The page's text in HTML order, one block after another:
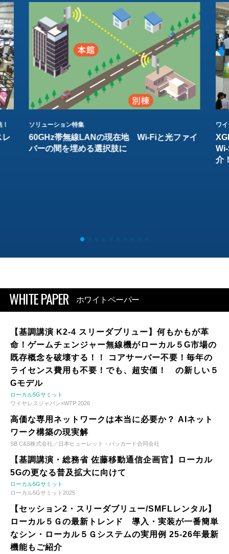
レ
ソリューション特集
60GHz帯無線LANの現在地 Wi-Fiと光ファイ
バーの間を埋める選択肢に
ワ
介
WHITE PAPER ホワイトペーパー
【基調講演 K2-4 スリーダブリュー】何もかもが革
命！ゲームチェンジャー無線機がローカル５G市場の
既存概念を破壊する！！ コアサーバー不要！毎年の
ライセンス費用も不要！でも、超安価！ の新しい５
Gモデル
ローカル5Gサミット
ワイヤレスジャパン×WTP 2026
高価な専用ネットワークは本当に必要か？ AIネット
ワーク構築の現実解
SB C&S株式会社／日本ヒューレット・パッカード合同会社
【基調講演・総務省 佐藤移動通信企画官】ローカル
5Gの更なる普及拡大に向けて
ローカル5Gサミット
ローカル5Gサミット2025
【セッション2・スリーダブリュー/SMFLレンタル】
ローカル５Ｇの最新トレンド 導入・実装が一番簡単
なシン・ローカル５Ｇシステムの実用例 25-26年最新
機能もご紹介